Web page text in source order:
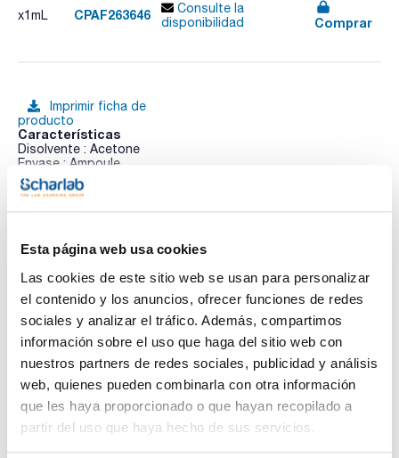
Esta página web usa cookies
Las cookies de este sitio web se usan para personalizar
el contenido y los anuncios, ofrecer funciones de redes
sociales y analizar el tráfico. Además, compartimos
información sobre el uso que haga del sitio web con
nuestros partners de redes sociales, publicidad y análisis
web, quienes pueden combinarla con otra información
que les haya proporcionado o que hayan recopilado a
partir del uso que haya hecho de sus servicios.
x1mL CPAF263646
Consulte la
disponibilidad
Comprar
Imprimir ficha de
producto
Características
Disolvente : Acetone
Envase : Ampoule
Volumen : 1 mL
Tebuconazole 100ug/ml [107534-96-3]
Triadimefon 100ug/ml [43121-43-3]
Triadimenol 100ug/ml [55219-65-3]
Difenoconazole 100ug/ml [119446-68-3]
Tetraconazole 100ug/ml [112281-77-3]
Ver más
Documentación técnica
TDS / Ficha técnica
Regístrate para
descargas
COA
Regístrate para
descargas
SDS/ Hoja de seguridad
Regístrate para
descargas